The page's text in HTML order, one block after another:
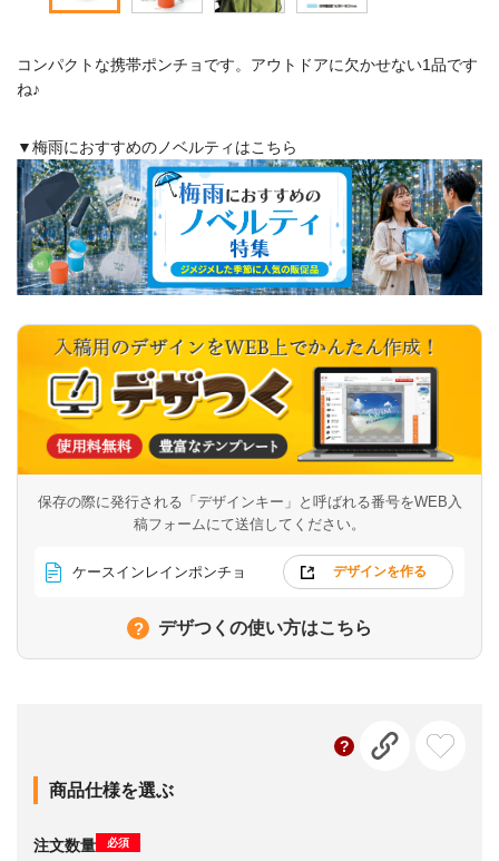
コンパクトな携帯ポンチョです。アウトドアに欠かせない1品です
ね♪
▼梅雨におすすめのノベルティはこちら
保存の際に発行される「デザインキー」と呼ばれる番号をWEB入
稿フォームにて送信してください。
ケースインレインポンチョ デザインを作る
デザつくの使い方はこちら
商品仕様を選ぶ
注文数量 必須